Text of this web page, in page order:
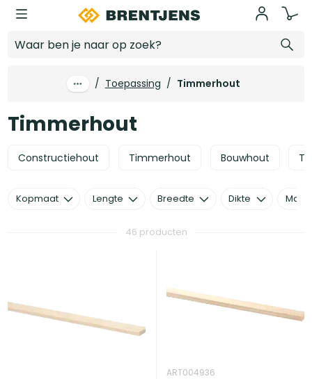
Ga naar hoofdinhoud
/ Toepassing / Timmerhout
Timmerhout
Constructiehout Timmerhout Bouwhout
46 producten
ART004936
Kopmaat Lengte Breedte Dikte